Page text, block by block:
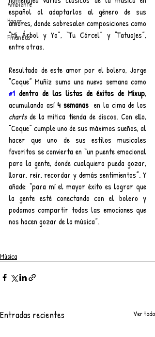
Ambiente
Hogar
Finanzas
español al adaptarlos al género de sus
amores, donde sobresalen composiciones como
“Mi Árbol y Yo”, “Tu Cárcel” y “Tatuajes”,
entre otras.
Resultado de este amor por el bolero, Jorge
#1 dentro de las listas de éxitos de Mixup,
acumulando así 4 semanas
charts de la mítica tienda de discos. Con ello,
“Coque” cumple uno de sus máximos sueños, al
hacer que uno de sus estilos musicales
favoritos se convierta en “un puente emocional
para la gente, donde cualquiera pueda gozar,
llorar, reír, recordar y demás sentimientos”. Y
añade: “para mí el mayor éxito es lograr que
la gente esté conectando con el bolero y
podamos compartir todas las emociones que
nos hacen gozar de la música”.
Música
Entradas recientes Ver todo